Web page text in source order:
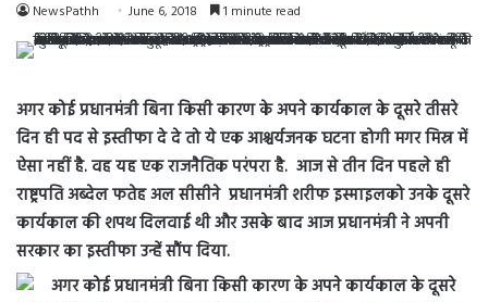
NewsPathh June 6, 2018 1 minute read
अगर कोई प्रधानमंत्री बिना किसी कारण के अपने कार्यकाल के दूसरे तीसरे
दिन ही पद से इस्तीफा दे दे तो ये एक आश्चर्यजनक घटना होगी मगर मिस्र में
ऐसा नहीं है. वह यह एक राजनैतिक परंपरा है. आज से तीन दिन पहले ही
राष्ट्रपति अब्देल फतेह अल सीसीने प्रधानमंत्री शरीफ इस्माइलको उनके दूसरे
कार्यकाल की शपथ दिलवाई थी और उसके बाद आज प्रधानमंत्री ने अपनी
सरकार का इस्तीफा उन्हें सौंप दिया.